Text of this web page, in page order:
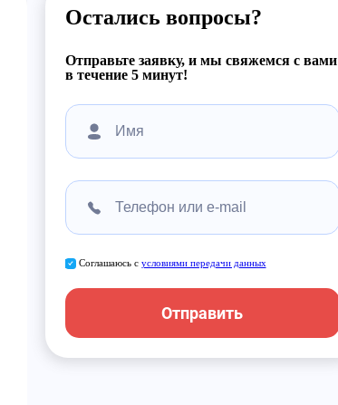
Остались вопросы?
Отправьте заявку, и мы свяжемся с вами
в течение 5 минут!
Соглашаюсь с условиями передачи данных
Отправить